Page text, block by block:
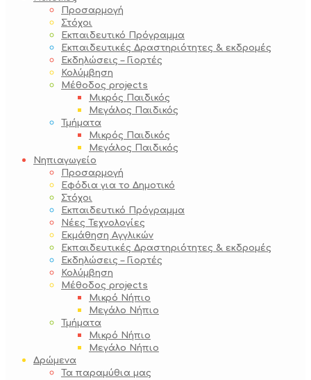
Προσαρμογή
Στόχοι
Εκπαιδευτικό Πρόγραμμα
Εκπαιδευτικές Δραστηριότητες & εκδρομές
Εκδηλώσεις – Γιορτές
Κολύμβηση
Μέθοδος projects
Μικρός Παιδικός
Μεγάλος Παιδικός
Τμήματα
Μικρός Παιδικός
Μεγάλος Παιδικός
Νηπιαγωγείο
Προσαρμογή
Εφόδια για το Δημοτικό
Στόχοι
Εκπαιδευτικό Πρόγραμμα
Νέες Τεχνολογίες
Εκμάθηση Αγγλικών
Εκπαιδευτικές Δραστηριότητες & εκδρομές
Εκδηλώσεις – Γιορτές
Κολύμβηση
Μέθοδος projects
Μικρό Νήπιο
Μεγάλο Νήπιο
Τμήματα
Μικρό Νήπιο
Μεγάλο Νήπιο
Δρώμενα
Τα παραμύθια μας